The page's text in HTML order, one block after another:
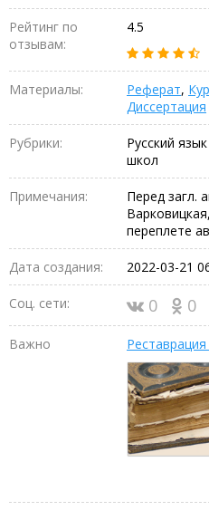
Рейтинг по
отзывам:
4.5
Материалы: Реферат,
Диссертация
Рубрики:
Русский
школ
Примечания:
Перед загл.
переплете
Дата создания: 2022-03-21
Соц. сети: 0 0
Важно Реставрация